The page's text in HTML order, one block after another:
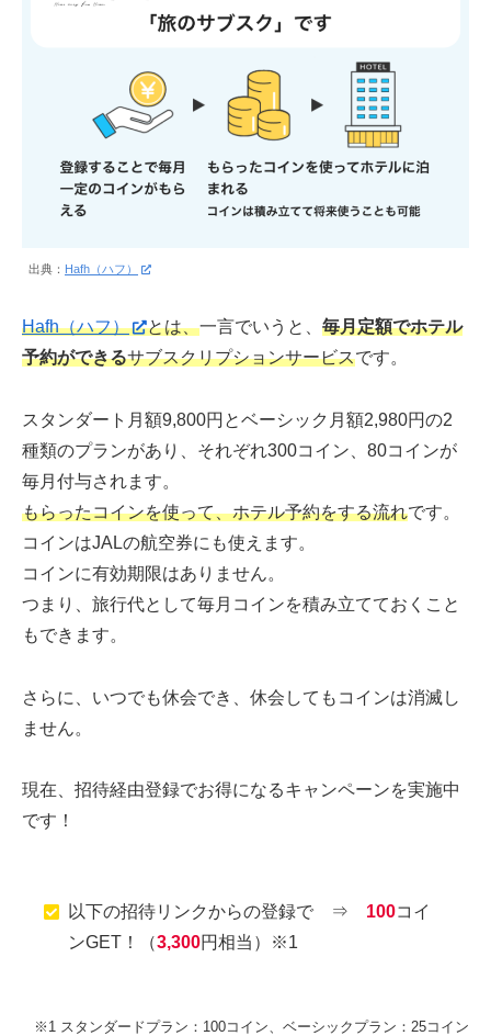
出典： Hafh（ハフ）
Hafh（ハフ） とは、一言でいうと、 毎月定額でホテル
予約ができるサブスクリプションサービスです。
スタンダート月額9,800円とベーシック月額2,980円の2
種類のプランがあり、それぞれ300コイン、80コインが
毎月付与されます。
もらったコインを使って、ホテル予約をする流れです。
コインはJALの航空券にも使えます。
コインに有効期限はありません。
つまり、旅行代として毎月コインを積み立てておくこと
もできます。
さらに、いつでも休会でき、休会してもコインは消滅し
ません。
現在、招待経由登録でお得になるキャンペーンを実施中
です！
以下の招待リンクからの登録で ⇒ 100コイ
ンGET！（3,300円相当）※1
※1 スタンダードプラン：100コイン、ベーシックプラン：25コイン